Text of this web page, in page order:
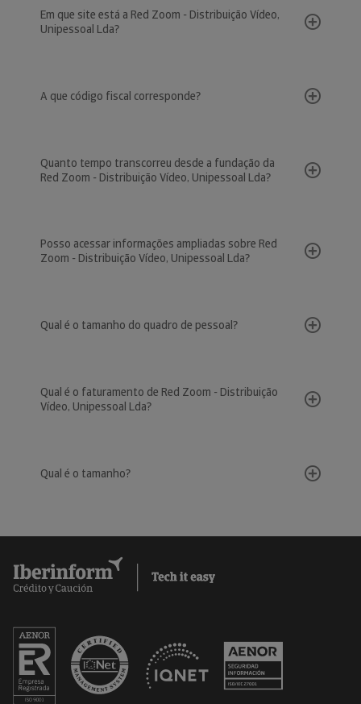
Em que site está a Red Zoom - Distribuição Vídeo,
Unipessoal Lda?
A que código fiscal corresponde?
Quanto tempo transcorreu desde a fundação da
Red Zoom - Distribuição Vídeo, Unipessoal Lda?
Posso acessar informações ampliadas sobre Red
Zoom - Distribuição Vídeo, Unipessoal Lda?
Qual é o tamanho do quadro de pessoal?
Qual é o faturamento de Red Zoom - Distribuição
Vídeo, Unipessoal Lda?
Qual é o tamanho?